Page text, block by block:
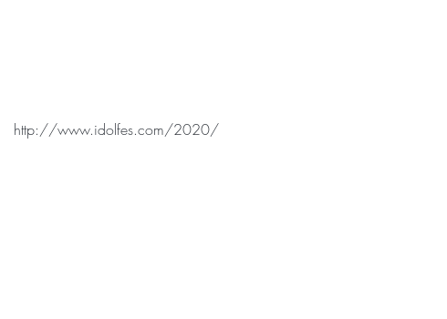
http://www.idolfes.com/2020/